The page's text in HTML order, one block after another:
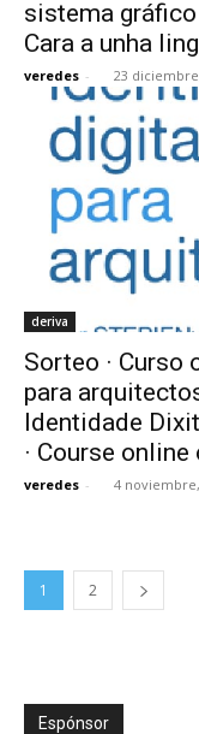
sistema
Cara a unha
veredes - 23
deriva
Sorteo · Curso
para
Identidade
· Course
veredes - 4
1 2
Espónsor